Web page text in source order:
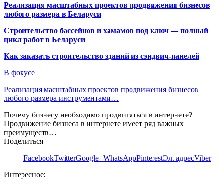
Реализация масштабных проектов продвижения бизнесов
любого размера в Беларуси
Строительство бассейнов и хамамов под ключ — полный
цикл работ в Беларуси
Как заказать строительство зданий из сэндвич-панелей
В фокусе
Реализация масштабных проектов продвижения бизнесов
любого размера инструментами…
Почему бизнесу необходимо продвигаться в интернете?
Продвижение бизнеса в интернете имеет ряд важных
преимуществ…
Поделиться
FacebookTwitterGoogle+WhatsAppPinterestЭл. адресViber
Интересное: